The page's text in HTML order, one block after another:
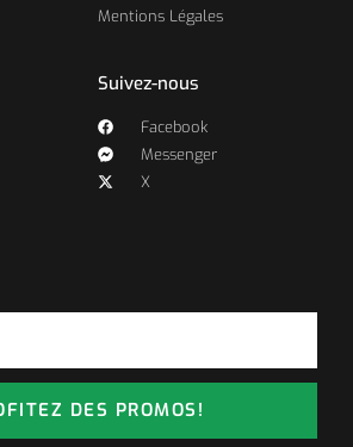
Mentions Légales
Suivez-nous
Facebook
Messenger
X
DES PROMOS!